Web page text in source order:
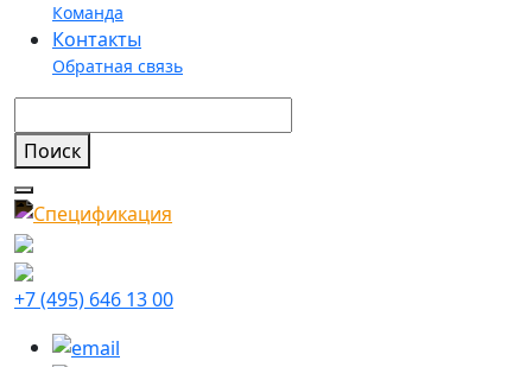
Команда
Контакты
Обратная связь
+7 (495) 646 13 00